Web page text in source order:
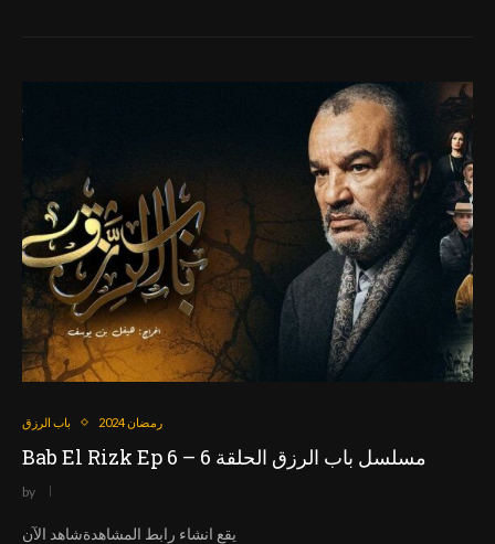
باب الرزق رمضان 2024
Bab El Rizk Ep 6 – مسلسل باب الرزق الحلقة 6
by
يقع انشاء رابط المشاهدةشاهد الآن